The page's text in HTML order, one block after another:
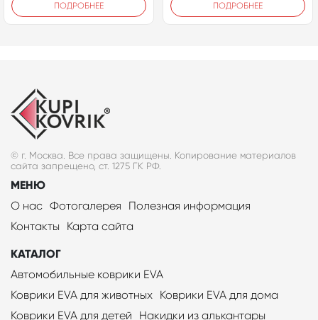
ПОДРОБНЕЕ ПОДРОБНЕЕ
© г. Москва. Все права защищены. Копирование материалов
сайта запрещено, ст. 1275 ГК РФ.
МЕНЮ
О нас Фотогалерея
Полезная информация
Контакты
Карта сайта
КАТАЛОГ
Автомобильные коврики EVA
Коврики EVA для животных Коврики EVA для дома
Коврики EVA для детей
Накидки из алькантары